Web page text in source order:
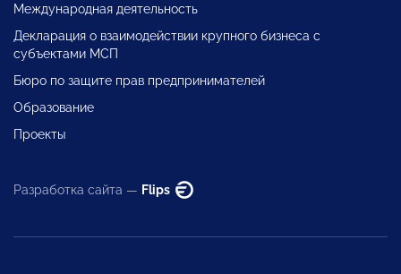
Международная деятельность
Декларация о взаимодействии крупного бизнеса с
субъектами МСП
Бюро по защите прав предпринимателей
Образование
Проекты
Разработка сайта — Flips